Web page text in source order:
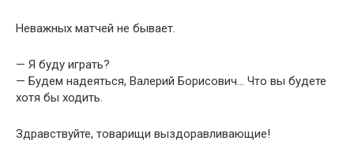
Неважных матчей не бывает.
— Я буду играть?
— Будем надеяться, Валерий Борисович… Что вы будете
хотя бы ходить.
Здравствуйте, товарищи выздоравливающие!